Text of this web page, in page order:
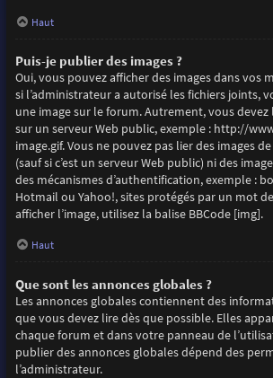
Haut
Puis-je publier des images ?
Oui, vous pouvez afficher des images dans vos
si l’administrateur a autorisé les fichiers joints,
une image sur le forum. Autrement, vous devez
sur un serveur Web public, exemple : http://
image.gif. Vous ne pouvez pas lier des images
(sauf si c’est un serveur Web public) ni des
des mécanismes d’authentification, exemple :
Hotmail ou Yahoo!, sites protégés par un mot
afficher l’image, utilisez la balise BBCode [img].
Haut
Que sont les annonces globales ?
Les annonces globales contiennent des
que vous devez lire dès que possible. Elles
chaque forum et dans votre panneau de
publier des annonces globales dépend des
l’administrateur.